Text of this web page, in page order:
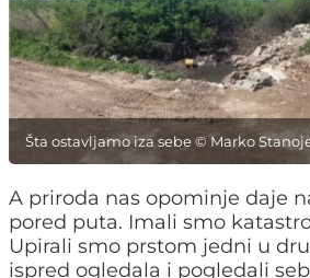
Šta ostavljamo iza sebe © Marko
A priroda nas opominje daje
pored puta. Imali smo
Upirali smo prstom jedni u
ispred ogledala i pogledali